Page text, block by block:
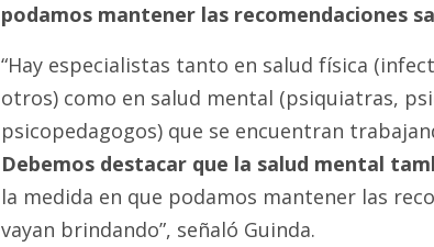
podamos mantener las recomendaciones
“Hay especialistas tanto en salud física
otros) como en salud mental (psiquiatras,
psicopedagogos) que se encuentran
Debemos destacar que la salud mental
la medida en que podamos mantener las
vayan brindando”, señaló Guinda.